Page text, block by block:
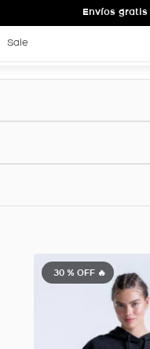
Envíos
Sale
30 % OFF 🔥